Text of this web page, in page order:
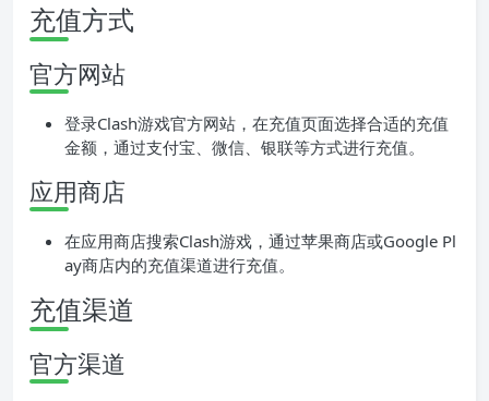
充值方式
官方网站
登录Clash游戏官方网站，在充值页面选择合适的充值
金额，通过支付宝、微信、银联等方式进行充值。
应用商店
在应用商店搜索Clash游戏，通过苹果商店或Google Pl
ay商店内的充值渠道进行充值。
充值渠道
官方渠道